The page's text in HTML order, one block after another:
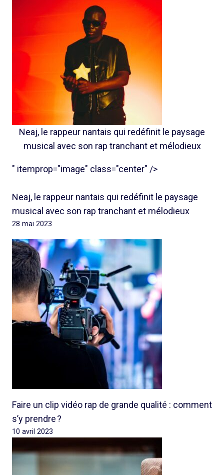
Neaj, le rappeur nantais qui redéfinit le paysage
musical avec son rap tranchant et mélodieux
" itemprop="image" class="center" />
Neaj, le rappeur nantais qui redéfinit le paysage
musical avec son rap tranchant et mélodieux
28 mai 2023
Faire un clip vidéo rap de grande qualité : comment
s’y prendre ?
10 avril 2023